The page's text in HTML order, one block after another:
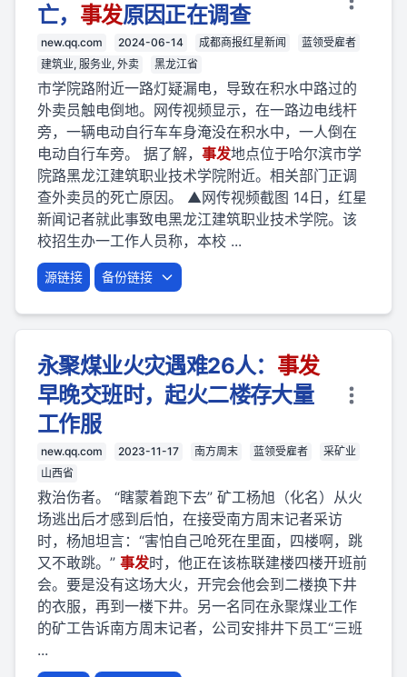
亡， 事发原因正在调查
new.qq.com 2024-06-14 成都商报红星新闻
蓝领受雇者
建筑业, 服务业, 外卖
黑龙江省
市学院路附近一路灯疑漏电，导致在积水中路过的
外卖员触电倒地。网传视频显示，在一路边电线杆
旁，一辆电动自行车车身淹没在积水中，一人倒在
电动自行车旁。 据了解， 事发地点位于哈尔滨市学
院路黑龙江建筑职业技术学院附近。相关部门正调
查外卖员的死亡原因。 ▲网传视频截图 14日，红星
新闻记者就此事致电黑龙江建筑职业技术学院。该
校招生办一工作人员称，本校 ...
源链接 备份链接
永聚煤业火灾遇难26人： 事发
早晚交班时，起火二楼存大量
工作服
new.qq.com 2023-11-17 南方周末 蓝领受雇者
采矿业
山西省
救治伤者。 “瞎蒙着跑下去” 矿工杨旭（化名）从火
场逃出后才感到后怕，在接受南方周末记者采访
时，杨旭坦言：“害怕自己呛死在里面，四楼啊，跳
又不敢跳。” 事发时，他正在该栋联建楼四楼开班前
会。要是没有这场大火，开完会他会到二楼换下井
的衣服，再到一楼下井。另一名同在永聚煤业工作
的矿工告诉南方周末记者，公司安排井下员工“三班
...